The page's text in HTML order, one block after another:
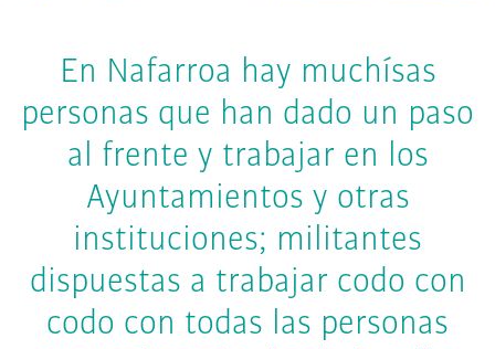
En Nafarroa hay muchísas
personas que han dado un paso
al frente y trabajar en los
Ayuntamientos y otras
instituciones; militantes
dispuestas a trabajar codo con
codo con todas las personas